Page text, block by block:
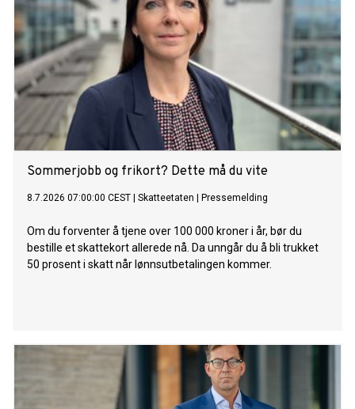
Sommerjobb og frikort? Dette må du vite
8.7.2026 07:00:00 CEST Skatteetaten Pressemelding
Om du forventer å tjene over 100 000 kroner i år, bør du
bestille et skattekort allerede nå. Da unngår du å bli trukket
50 prosent i skatt når lønnsutbetalingen kommer.